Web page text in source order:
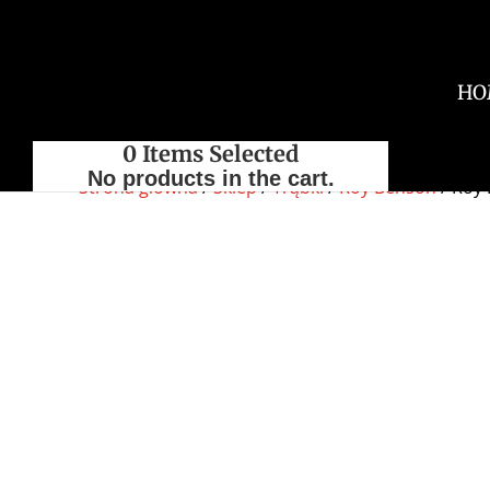
0 Items Selected
No products in the cart.
Strona główna/Sklep/Trąbki/Roy Benson/ Roy